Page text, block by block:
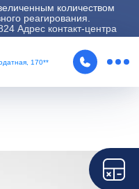
количеством
реагирования.
Адрес контакт-центра
170**